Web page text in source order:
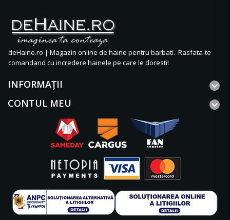
deHaine.ro | Magazin online de haine pentru barbati. Rasfata-te
comandand cu incredere hainele pe care le doresti!
INFORMAŢII
CONTUL MEU